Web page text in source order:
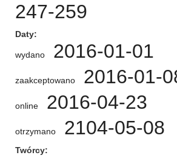
247-259
Daty
wydano 2016-01-01
zaakceptowano 2016-01-
online 2016-04-23
otrzymano 2104-05-08
Twórcy